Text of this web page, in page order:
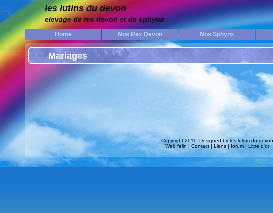
les lutins du devon
elevage de rex devon et de sphynx
Home Nos Rex Devon Nos Sphynx
Mariages
Copyright 2011. Designed by les lutins du devon
Web felin | Contact | Liens | forum | Livre d'or